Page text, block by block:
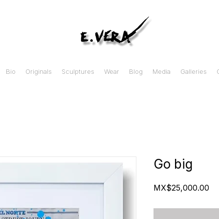
Bio Originals Sculptures Wear Blog Media Galleries
Go big
MX$25,000.00